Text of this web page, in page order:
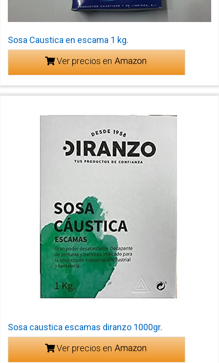
Sosa Caustica en escama 1 kg.
Ver precios en
Sosa caustica escamas diranzo 1000gr.
Ver precios en